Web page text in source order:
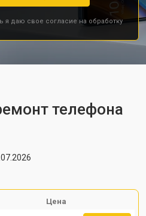
я даю свое согласие на обработку
телефона
Цена